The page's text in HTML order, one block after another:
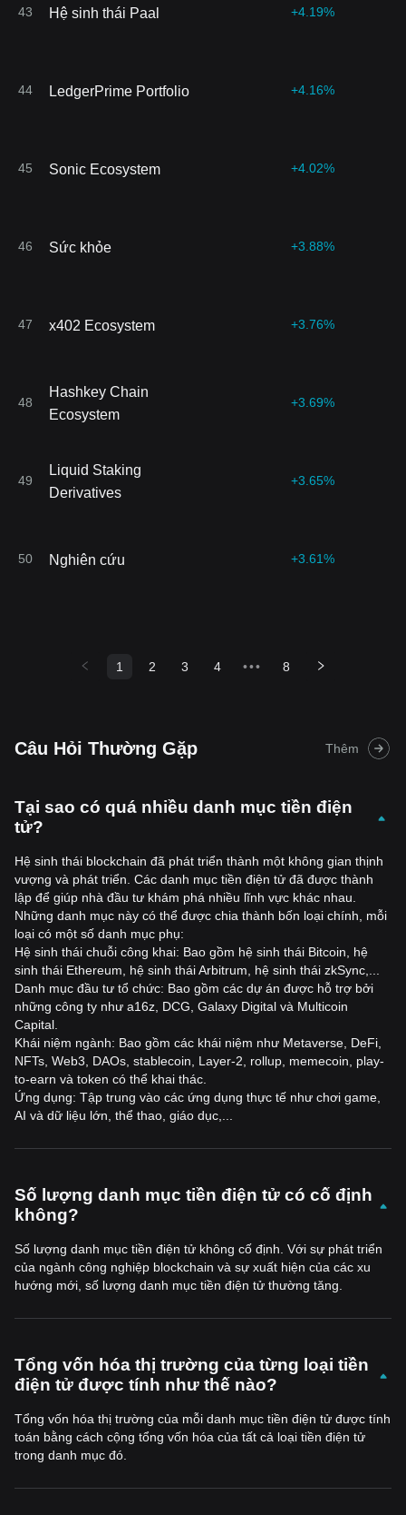
43 Hệ sinh thái Paal +4.19%
44 LedgerPrime Portfolio +4.16%
45 Sonic Ecosystem +4.02%
46 Sức khỏe +3.88%
47 x402 Ecosystem +3.76%
48
Hashkey Chain
Ecosystem
+3.69%
49
Liquid Staking
Derivatives
+3.65%
50 Nghiên cứu +3.61%
1 2 3 4 ••• 8
Câu Hỏi Thường Gặp Thêm
Tại sao có quá nhiều danh mục tiền điện
tử?
Hệ sinh thái blockchain đã phát triển thành một không gian thịnh
vượng và phát triển. Các danh mục tiền điện tử đã được thành
lập để giúp nhà đầu tư khám phá nhiều lĩnh vực khác nhau.
Những danh mục này có thể được chia thành bốn loại chính, mỗi
loại có một số danh mục phụ:
Hệ sinh thái chuỗi công khai: Bao gồm hệ sinh thái Bitcoin, hệ
sinh thái Ethereum, hệ sinh thái Arbitrum, hệ sinh thái zkSync,...
Danh mục đầu tư tổ chức: Bao gồm các dự án được hỗ trợ bởi
những công ty như a16z, DCG, Galaxy Digital và Multicoin
Capital.
Khái niệm ngành: Bao gồm các khái niệm như Metaverse, DeFi,
NFTs, Web3, DAOs, stablecoin, Layer-2, rollup, memecoin, play-
to-earn và token có thể khai thác.
Ứng dụng: Tập trung vào các ứng dụng thực tế như chơi game,
AI và dữ liệu lớn, thể thao, giáo dục,...
Số lượng danh mục tiền điện tử có cố định
không?
Số lượng danh mục tiền điện tử không cố định. Với sự phát triển
của ngành công nghiệp blockchain và sự xuất hiện của các xu
hướng mới, số lượng danh mục tiền điện tử thường tăng.
Tổng vốn hóa thị trường của từng loại tiền
điện tử được tính như thế nào?
Tổng vốn hóa thị trường của mỗi danh mục tiền điện tử được tính
toán bằng cách cộng tổng vốn hóa của tất cả loại tiền điện tử
trong danh mục đó.